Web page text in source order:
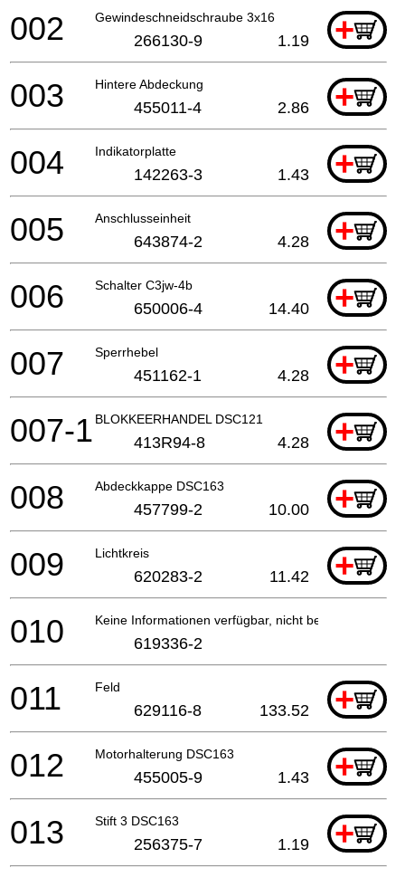
Gewindeschneidschraube 3x16 +
002 266130-9 1.19
Hintere Abdeckung +
003 455011-4 2.86
Indikatorplatte +
004 142263-3 1.43
Anschlusseinheit +
005 643874-2 4.28
Schalter C3jw-4b +
006 650006-4 14.40
Sperrhebel +
007 451162-1 4.28
BLOKKEERHANDEL DSC121 +
007-1 413R94-8 4.28
Abdeckkappe DSC163 +
008 457799-2 10.00
Lichtkreis +
009 620283-2 11.42
Keine Informationen verfügbar, nicht bestellbar
010 619336-2
Feld +
011 629116-8 133.52
Motorhalterung DSC163 +
012 455005-9 1.43
Stift 3 DSC163 +
013 256375-7 1.19